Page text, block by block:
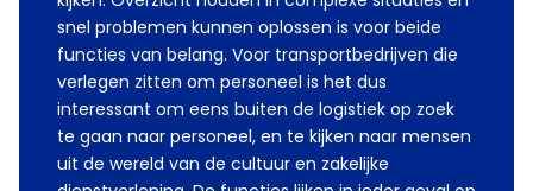
snel problemen kunnen oplossen is voor beide
functies van belang. Voor transportbedrijven die
verlegen zitten om personeel is het dus
interessant om eens buiten de logistiek op zoek
te gaan naar personeel, en te kijken naar mensen
uit de wereld van de cultuur en zakelijke